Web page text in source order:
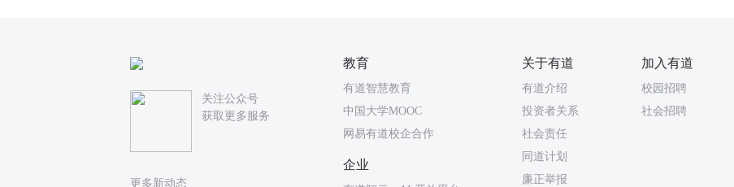
关注公众号
获取更多服务
更多新动态
教育
有道智慧教育
中国大学MOOC
网易有道校企合作
关于有道
有道介绍
投资者关系
社会责任
同道计划
廉正举报
加入有道
校园招聘
社会招聘
企业